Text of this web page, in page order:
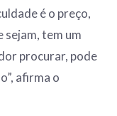
é o preço,
sejam, tem um
procurar, pode
afirma o